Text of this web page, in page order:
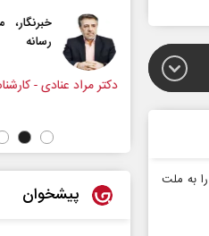
به ملت
محور پویایی و اعتبار
ارشد رسانه
پیشخوان